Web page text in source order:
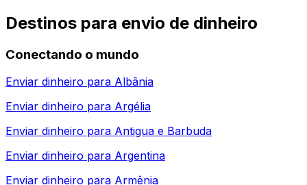
Destinos para envio de dinheiro
Conectando o mundo
Enviar dinheiro para Albânia
Enviar dinheiro para Argélia
Enviar dinheiro para Antigua e Barbuda
Enviar dinheiro para Argentina
Enviar dinheiro para Armênia